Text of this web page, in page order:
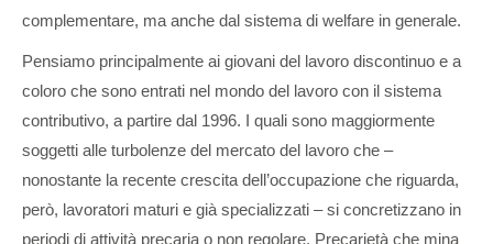
complementare, ma anche dal sistema di welfare in generale.
Pensiamo principalmente ai giovani del lavoro discontinuo e a
coloro che sono entrati nel mondo del lavoro con il sistema
contributivo, a partire dal 1996. I quali sono maggiormente
soggetti alle turbolenze del mercato del lavoro che –
nonostante la recente crescita dell’occupazione che riguarda,
però, lavoratori maturi e già specializzati – si concretizzano in
periodi di attività precaria o non regolare. Precarietà che mina